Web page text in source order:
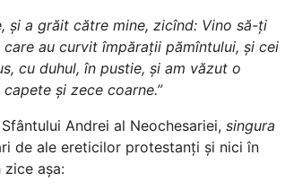
și a grăit către mine, zicînd: Vino să-ți
au curvit împărații pămîntului, și cei
cu duhul, în pustie, și am văzut o
și zece coarne.”
Andrei al Neochesariei, singura
de ale ereticilor protestanți și nici în
așa: